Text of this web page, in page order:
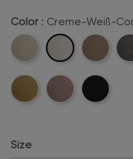
Color : Creme-Weiß-
Beige-
Creme-
Weiß-
Cord
Sand-
Mustard-Rosa-
Schwarz-
Size